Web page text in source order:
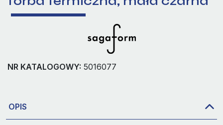
NR KATALOGOWY: 5016077
OPIS